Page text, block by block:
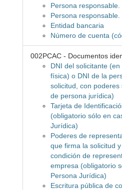
Persona
Persona responsable.
Entidad bancaria
Número de cuenta
002PCAC - Documentos
DNI del solicitante
física) o DNI de la
solicitud, con
de persona jurídica)
Tarjeta de
(obligatorio sólo en
Jurídica)
Poderes de
que firma la solicitud
condición de
empresa (obligatorio
Persona Jurídica)
Escritura pública de